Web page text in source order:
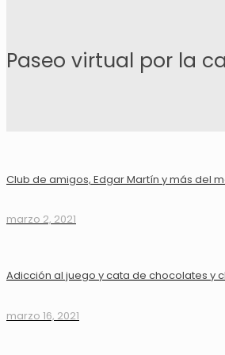
Paseo virtual por la
Club de amigos, Edgar Martín y más del
marzo 2, 2021
Adicción al juego y cata de chocolates y
marzo 16, 2021